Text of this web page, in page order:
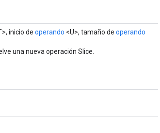
inicio de operando <U>, tamaño de operando
una nueva operación Slice.